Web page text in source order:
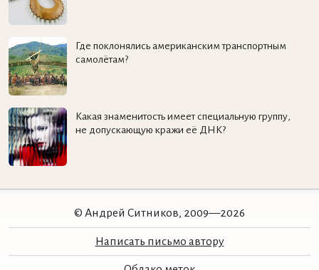
Где поклонялись американским транспортным
самолётам?
Какая знаменитость имеет специальную группу,
не допускающую кражи её ДНК?
© Андрей Ситников, 2009—2026
Написать письмо автору